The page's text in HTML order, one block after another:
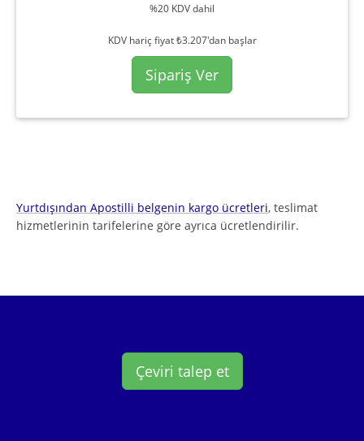
%20 KDV dahil
KDV hariç fiyat ₺3.207'dan başlar
Sipariş Ver
Yurtdışından Apostilli belgenin kargo ücretleri, teslimat
hizmetlerinin tarifelerine göre ayrıca ücretlendirilir.
Çeviri talep et